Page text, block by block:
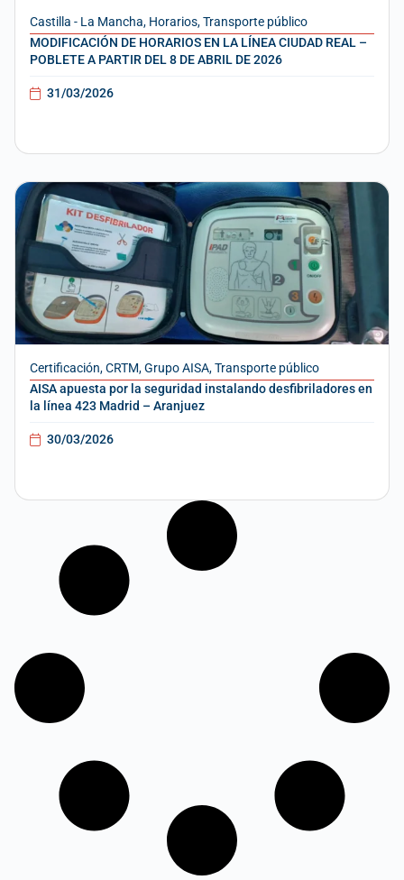
Castilla - La Mancha, Horarios,Transporte público
MODIFICACIÓN DE HORARIOS EN LA LÍNEA CIUDAD REAL –
POBLETE A PARTIR DEL 8 DE ABRIL DE 2026
31/03/2026
Certificación,CRTM,Grupo AISA,Transporte público
AISA apuesta por la seguridad instalando desfibriladores en
la línea 423 Madrid – Aranjuez
30/03/2026